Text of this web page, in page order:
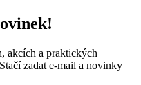
akcích a praktických
zadat e-mail a novinky